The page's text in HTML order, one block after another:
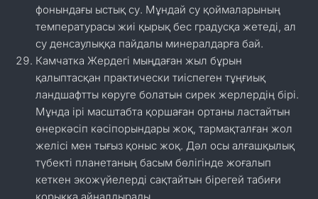
фонындағы ыстық су. Мұндай су қоймаларының
температурасы жиі қырық бес градусқа жетеді, ал
су денсаулыққа пайдалы минералдарға бай.
Камчатка Жердегі мыңдаған жыл бұрын
қалыптасқан практически тиіспеген тұңғиық
ландшафтты көруге болатын сирек жерлердің бірі.
Мұнда ірі масштабта қоршаған ортаны ластайтын
өнеркәсіп кәсіпорындары жоқ, тармақталған жол
желісі мен тығыз қоныс жоқ. Дәл осы алғашқылық
түбекті планетаның басым бөлігінде жоғалып
кеткен экожүйелерді сақтайтын бірегей табиғи